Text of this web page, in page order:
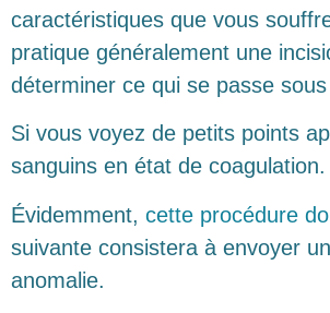
caractéristiques que vous
pratique généralement une
déterminer ce qui se passe
Si vous voyez de petits points
sanguins en état de coagulation.
Évidemment, cette procédure
suivante consistera à envoyer
anomalie.